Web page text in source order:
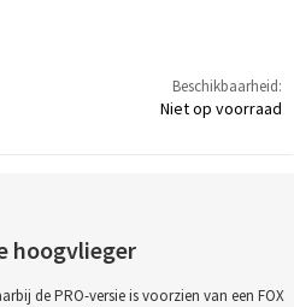
Beschikbaarheid:
Niet op voorraad
hoogvlieger
de PRO-versie is voorzien van een FOX